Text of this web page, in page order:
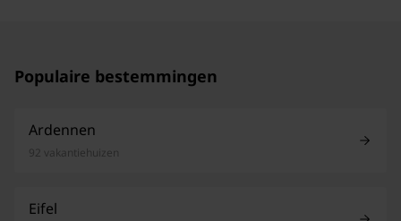
Populaire bestemmingen
Ardennen
92 vakantiehuizen
Eifel